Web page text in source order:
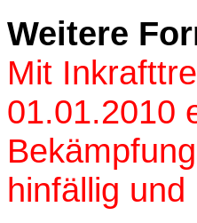
Weitere
Mit
01.01.2010
hinfällig und